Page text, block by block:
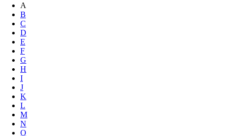
A
B
C
D
E
F
G
H
I
J
K
L
M
N
O